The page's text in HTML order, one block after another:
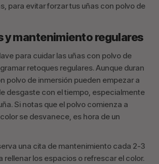
para evitar forzar tus uñas con polvo de
y mantenimiento regulares
para cuidar las uñas con polvo de
retoques regulares. Aunque duran
polvo de inmersión pueden empezar a
desgaste con el tiempo, especialmente
Si notas que el polvo comienza a
se desvanece, es hora de un
una cita de mantenimiento cada 2-3
rellenar los espacios o refrescar el color.